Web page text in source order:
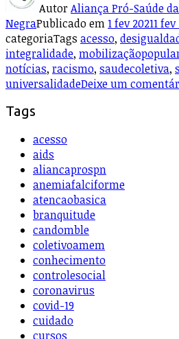
AutorAliança Pró-Saúde
NegraPublicado em1 fev 20211 fev
categoriaTags acesso,
integralidade,
notícias, racismo, saudecoletiva,
universalidadeDeixe um
Tags
acesso
aids
aliancaprospn
anemiafalciforme
atencaobasica
branquitude
candomble
coletivoamem
conhecimento
controlesocial
coronavirus
covid-19
cuidado
cursos